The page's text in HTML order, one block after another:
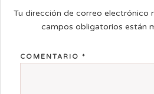
Tu dirección de correo electrónico
campos obligatorios están
COMENTARIO *